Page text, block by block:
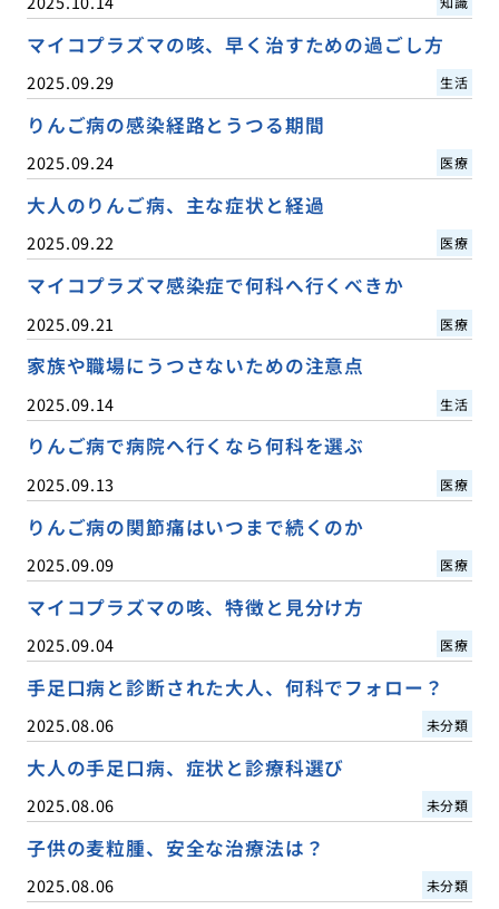
マイコプラズマの咳、早く治すための過ごし方
2025.09.29 生活
りんご病の感染経路とうつる期間
2025.09.24 医療
大人のりんご病、主な症状と経過
2025.09.22 医療
マイコプラズマ感染症で何科へ行くべきか
2025.09.21 医療
家族や職場にうつさないための注意点
2025.09.14 生活
りんご病で病院へ行くなら何科を選ぶ
2025.09.13 医療
りんご病の関節痛はいつまで続くのか
2025.09.09 医療
マイコプラズマの咳、特徴と見分け方
2025.09.04 医療
手足口病と診断された大人、何科でフォロー？
2025.08.06 未分類
大人の手足口病、症状と診療科選び
2025.08.06 未分類
子供の麦粒腫、安全な治療法は？
2025.08.06 未分類